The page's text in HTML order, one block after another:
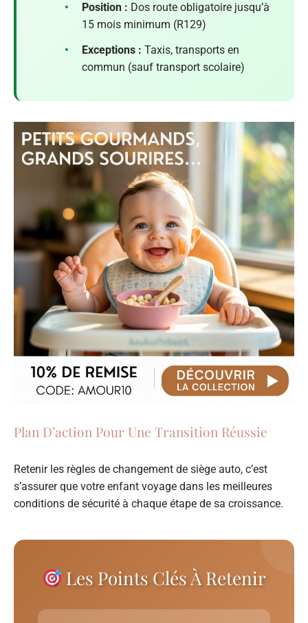
•
Position : Dos route obligatoire jusqu’à
15 mois minimum (R129)
•
Exceptions : Taxis, transports en
commun (sauf transport scolaire)
Plan D’action Pour Une Transition Réussie
Retenir les règles de changement de siège auto, c’est
s’assurer que votre enfant voyage dans les meilleures
conditions de sécurité à chaque étape de sa croissance.
Les Points Clés À Retenir